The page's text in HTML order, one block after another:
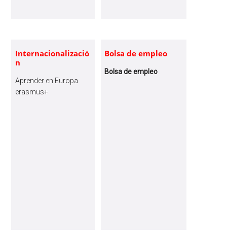
Internacionalizació
n
Aprender en Europa
erasmus+
Bolsa de empleo
Bolsa de empleo